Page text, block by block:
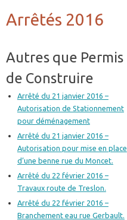
Arrêtés 2016
Autres que Permis
de Construire
Arrêté du 21 janvier 2016 –
Autorisation de Stationnement
pour déménagement
Arrêté du 21 janvier 2016 –
Autorisation pour mise en place
d’une benne rue du Moncet.
Arrêté du 22 février 2016 –
Travaux route de Treslon.
Arrêté du 22 février 2016 –
Branchement eau rue Gerbault.